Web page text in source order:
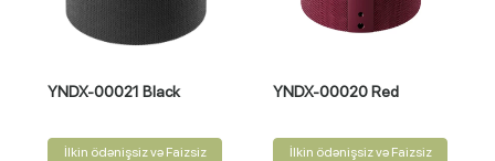
YNDX-00021 Black
İlkin ödənişsiz və Faizsiz
YNDX-00020 Red
İlkin ödənişsiz və Faizsiz